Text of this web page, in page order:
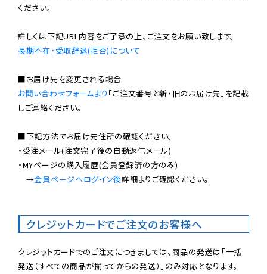
ください。
長期不在・受取辞退(拒否)について
お問い合わせフォームより 「ご注文番号と新・旧のお届け先」を記載
しご連絡ください。
■下記方法でお届け先住所の確認ください。
・受注メール(注文完了後の自動返信メール)
・MYページの購入履歴(会員登録済の方のみ)
→会員ページへログイン後詳細よりご確認ください。
クレジットカードでご注文のお客様へ
クレジットカードでのご注文につきましては、商品の発送は「一括
発送（すべての商品が揃ってからの発送）」のみ対応となります。